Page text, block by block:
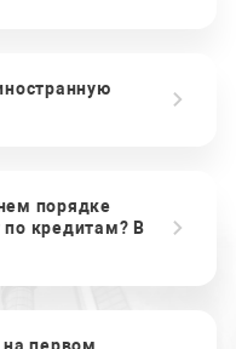
порядке
по кредитам? В